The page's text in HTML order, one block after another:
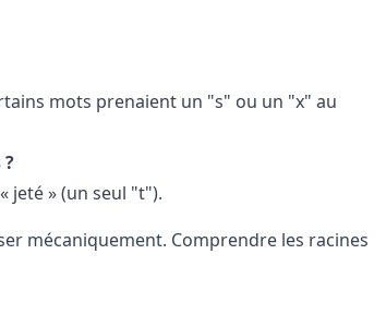
mots prenaient un "s" ou un "x" au
jeté » (un seul "t").
mécaniquement. Comprendre les racines